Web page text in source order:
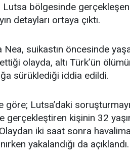
Lutsa bölgesinde
detayları ortaya çıktı.
suikastın öncesinde
olayda, altı Türk’ün
sürüklediği iddia edildi.
göre; Lutsa’daki
gerçekleştiren kişinin 32
iki saat sonra
yakalandığı da açıklandı.